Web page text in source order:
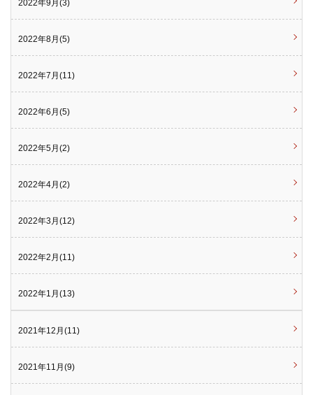
2022年9月(3)
2022年8月(5)
2022年7月(11)
2022年6月(5)
2022年5月(2)
2022年4月(2)
2022年3月(12)
2022年2月(11)
2022年1月(13)
2021年12月(11)
2021年11月(9)